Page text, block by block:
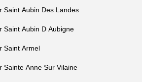
Saint Aubin Des Landes
Saint Aubin D Aubigne
Saint Armel
Sainte Anne Sur Vilaine